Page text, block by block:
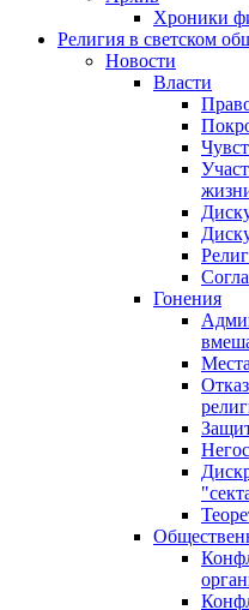
Хроники
Религия в светском
Новости
Власти
Гонения